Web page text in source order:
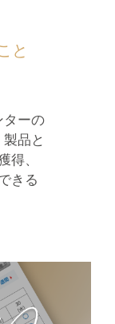
と
ターの
品と
得、
きる